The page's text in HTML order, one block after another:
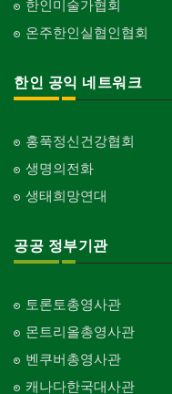
한인미술가협회
온주한인실협인협회
한인 공익 네트워크
홍푹정신건강협회
생명의전화
생태희망연대
공공 정부기관
토론토총영사관
몬트리올총영사관
벤쿠버총영사관
캐나다한국대사관